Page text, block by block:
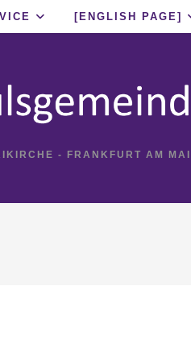
[ENGLISH PAGE]
- FRANKFURT AM